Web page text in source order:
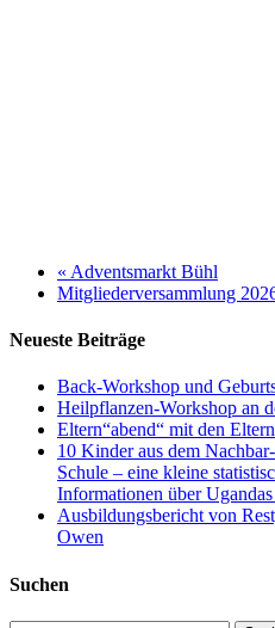
« Adventsmarkt Bühl
Mitgliederversammlung
Neueste Beiträge
Back-Workshop und
Heilpflanzen-Workshop an
Eltern“abend“ mit den
10 Kinder aus dem
Schule – eine kleine
Informationen über
Ausbildungsbericht von
Owen
Suchen